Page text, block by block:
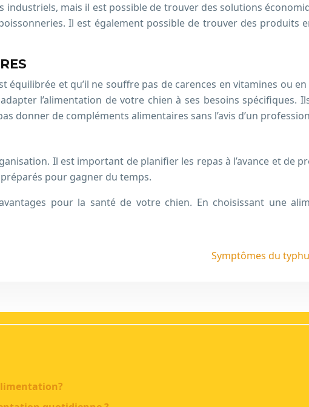
mais il est possible de trouver des solutions
Il est également possible de trouver des produits
équilibrée et qu’il ne souffre pas de carences en vitamines ou
l’alimentation de votre chien à ses besoins spécifiques.
donner de compléments alimentaires sans l’avis d’un
Il est important de planifier les repas à l’avance et de
pour gagner du temps.
pour la santé de votre chien. En choisissant une
Symptômes du